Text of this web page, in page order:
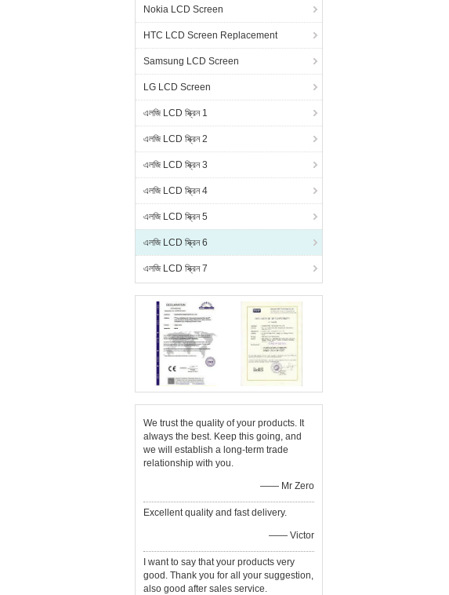
Nokia LCD Screen
HTC LCD Screen Replacement
Samsung LCD Screen
LG LCD Screen
এলজি LCD স্ক্রিন 1
এলজি LCD স্ক্রিন 2
এলজি LCD স্ক্রিন 3
এলজি LCD স্ক্রিন 4
এলজি LCD স্ক্রিন 5
এলজি LCD স্ক্রিন 6
এলজি LCD স্ক্রিন 7
We trust the quality of your products. It
always the best. Keep this going, and
we will establish a long-term trade
relationship with you.
—— Mr Zero
Excellent quality and fast delivery.
—— Victor
I want to say that your products very
good. Thank you for all your suggestion,
also good after sales service.